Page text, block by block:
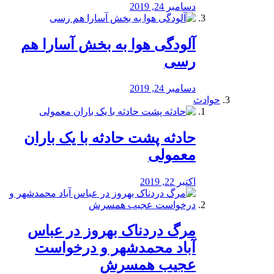
دسامبر 24, 2019
آلودگی هوا به بخش آسارا هم
رسی
دسامبر 24, 2019
حوادث
️حادثه پشت حادثه با یک باران
معمولی
اکتبر 22, 2019
مرگ دردناک بهروز در عباس
آباد محمدشهر و درخواست
عجیب همسرش